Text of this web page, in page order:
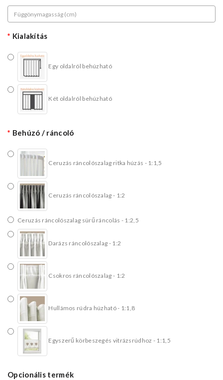
Kialakítás
Egy oldalról behúzható
Két oldalról behúzható
Behúzó / ráncoló
Ceruzás ráncolószalag ritka húzás - 1:1,5
Ceruzás ráncolószalag - 1:2
Ceruzás ráncolószalag sürű ráncolás - 1:2,5
Darázs ráncolószalag - 1:2
Csokros ráncolószalag - 1:2
Hullámos rúdra húzható - 1:1,8
Egyszerű körbeszegés vitrázsrúdhoz - 1:1,5
Opcionális termék